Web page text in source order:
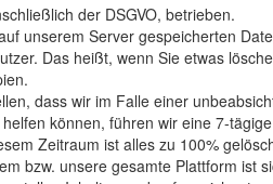
der DSGVO, betrieben.
unserem Server gespeicherten
Das heißt, wenn Sie etwas
dass wir im Falle einer
können, führen wir eine 7-
Zeitraum ist alles zu 100%
bzw. unsere gesamte Plattform ist